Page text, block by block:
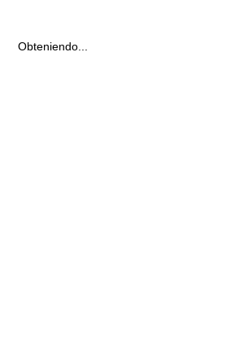
Obteniendo...